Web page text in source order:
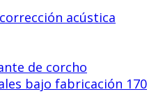
acústica
de corcho
bajo fabricación 170